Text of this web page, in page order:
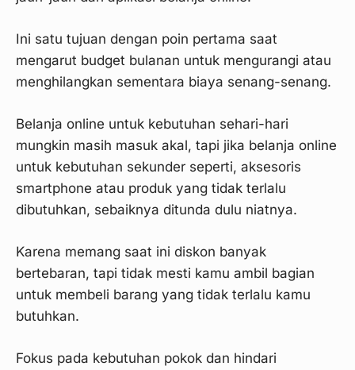
Ini satu tujuan dengan poin pertama saat
mengarut budget bulanan untuk mengurangi atau
menghilangkan sementara biaya senang-senang.
Belanja online untuk kebutuhan sehari-hari
mungkin masih masuk akal, tapi jika belanja online
untuk kebutuhan sekunder seperti, aksesoris
smartphone atau produk yang tidak terlalu
dibutuhkan, sebaiknya ditunda dulu niatnya.
Karena memang saat ini diskon banyak
bertebaran, tapi tidak mesti kamu ambil bagian
untuk membeli barang yang tidak terlalu kamu
butuhkan.
Fokus pada kebutuhan pokok dan hindari